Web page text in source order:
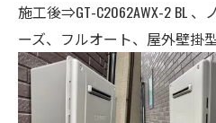
施工後⇒GT-C2062AWX-2 BL
ーズ、フルオート、屋外壁掛